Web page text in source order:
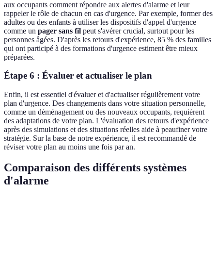
aux occupants comment répondre aux alertes d'alarme et leur
rappeler le rôle de chacun en cas d'urgence. Par exemple, former des
adultes ou des enfants à utiliser les dispositifs d'appel d'urgence
comme un pager sans fil peut s'avérer crucial, surtout pour les
personnes âgées. D'après les retours d'expérience, 85 % des familles
qui ont participé à des formations d'urgence estiment être mieux
préparées.
Étape 6 : Évaluer et actualiser le plan
Enfin, il est essentiel d'évaluer et d'actualiser régulièrement votre
plan d'urgence. Des changements dans votre situation personnelle,
comme un déménagement ou des nouveaux occupants, requièrent
des adaptations de votre plan. L'évaluation des retours d'expérience
après des simulations et des situations réelles aide à peaufiner votre
stratégie. Sur la base de notre expérience, il est recommandé de
réviser votre plan au moins une fois par an.
Comparaison des différents systèmes
d'alarme